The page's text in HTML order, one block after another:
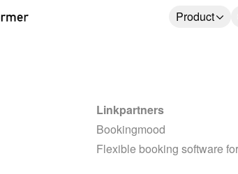
Product
Linkpartners
Bookingmood
Flexible booking software